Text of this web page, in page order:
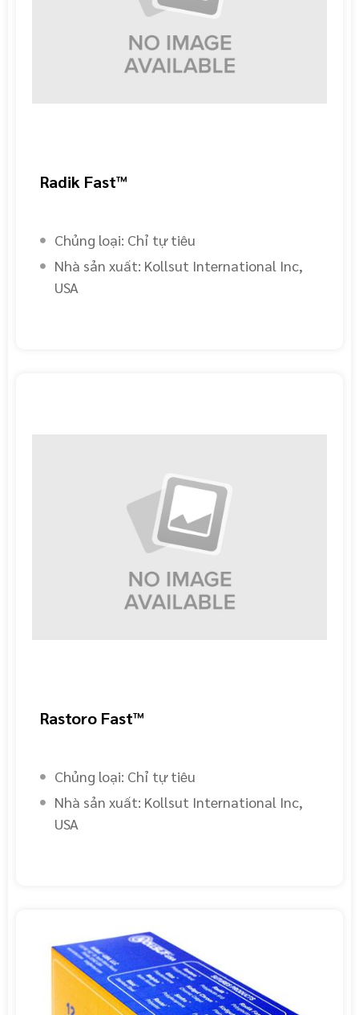
Radik Fast™
Chủng loại: Chỉ tự tiêu
Nhà sản xuất: Kollsut International Inc,
USA
Rastoro Fast™
Chủng loại: Chỉ tự tiêu
Nhà sản xuất: Kollsut International Inc,
USA